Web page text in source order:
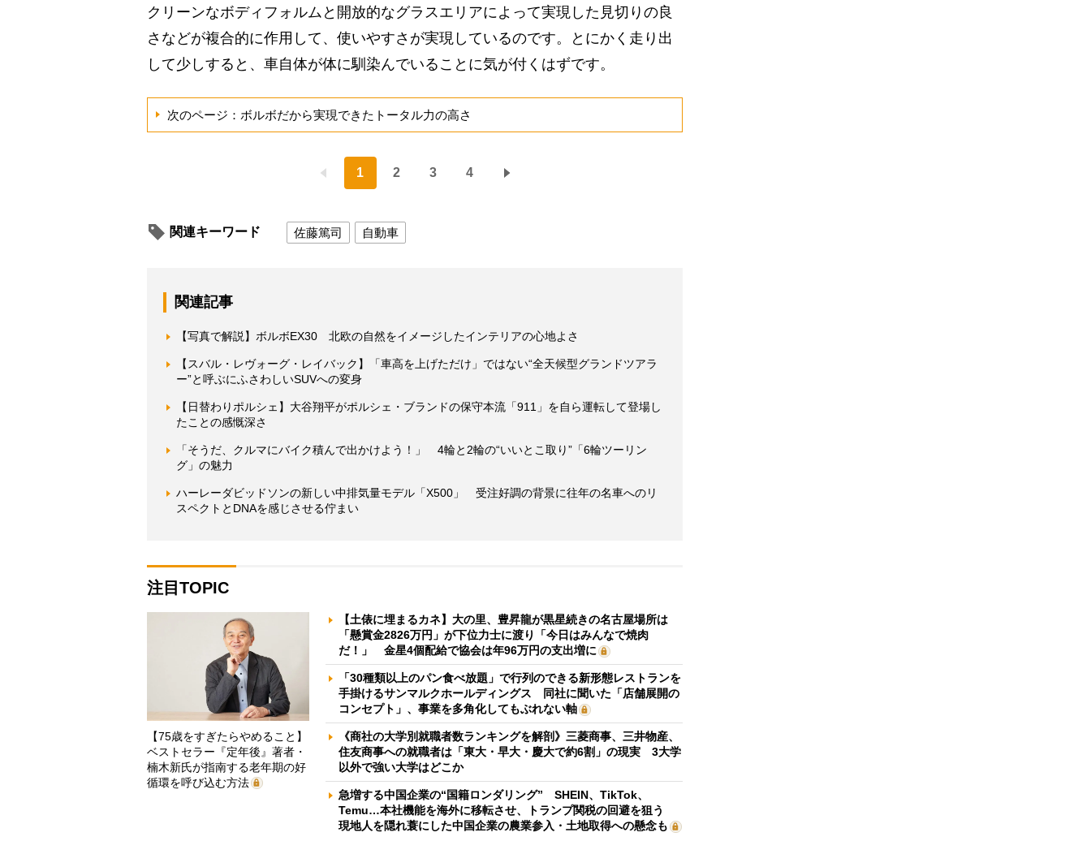
クリーンなボディフォルムと開放的なグラスエリアによって実現した見切りの良
さなどが複合的に作用して、使いやすさが実現しているのです。とにかく走り出
して少しすると、車自体が体に馴染んでいることに気が付くはずです。
次のページ：ボルボだから実現できたトータル力の高さ
1 2 3 4
関連キーワード 佐藤篤司 自動車
関連記事
【写真で解説】ボルボEX30 北欧の自然をイメージしたインテリアの心地よさ
【スバル・レヴォーグ・レイバック】「車高を上げただけ」ではない“全天候型グランドツアラ
ー”と呼ぶにふさわしいSUVへの変身
【日替わりポルシェ】大谷翔平がポルシェ・ブランドの保守本流「911」を自ら運転して登場し
たことの感慨深さ
「そうだ、クルマにバイク積んで出かけよう！」 4輪と2輪の“いいとこ取り”「6輪ツーリン
グ」の魅力
ハーレーダビッドソンの新しい中排気量モデル「X500」 受注好調の背景に往年の名車へのリ
スペクトとDNAを感じさせる佇まい
注目TOPIC
【75歳をすぎたらやめること】
ベストセラー『定年後』著者・
楠木新氏が指南する老年期の好
循環を呼び込む方法
【土俵に埋まるカネ】大の里、豊昇龍が黒星続きの名古屋場所は
「懸賞金2826万円」が下位力士に渡り「今日はみんなで焼肉
だ！」 金星4個配給で協会は年96万円の支出増に
「30種類以上のパン食べ放題」で行列のできる新形態レストランを
手掛けるサンマルクホールディングス 同社に聞いた「店舗展開の
コンセプト」、事業を多角化してもぶれない軸
《商社の大学別就職者数ランキングを解剖》三菱商事、三井物産、
住友商事への就職者は「東大・早大・慶大で約6割」の現実 3大学
以外で強い大学はどこか
急増する中国企業の“国籍ロンダリング” SHEIN、TikTok、
Temu…本社機能を海外に移転させ、トランプ関税の回避を狙う
現地人を隠れ蓑にした中国企業の農業参入・土地取得への懸念も